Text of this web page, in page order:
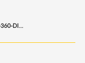
MUDAH-MENGELOLA-KEUANGAN-DENGAN-360-DIGITAL-WEALTH